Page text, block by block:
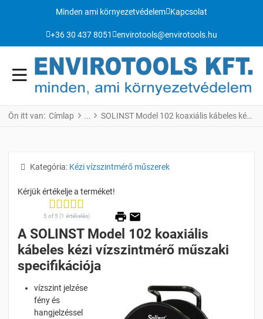
Minden ami környezetvédelem Kapcsolat
+36 30 437 8051 envirotools@envirotools.hu
Ön itt van: Címlap SOLINST Model 102 koaxiális kábeles kézi vízszintmérő
Részletek
Kategória: Kézi vízszintmérő műszerek
5 of 5 (1 értékelés)
A SOLINST Model 102 koaxiális
kábeles kézi vízszintmérő műszaki
specifikációja
vízszint jelzése
fény és
hangjelzéssel